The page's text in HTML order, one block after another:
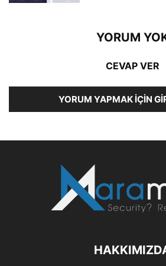
YORUM
CEVAP VER
YORUM YAPMAK İÇIN